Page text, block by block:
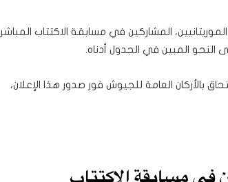
المشاركين في مسابقة الاكتتاب المباشر
بالأركان العامة للجيوش فور صدور هذا الإعلان،